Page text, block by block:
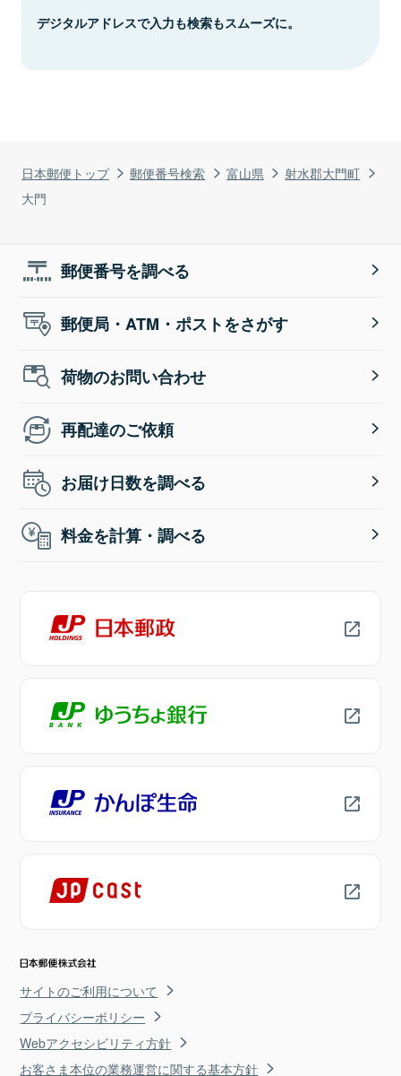
日本郵便トップ 郵便番号検索 富山県
射水郡大門町
大門
デジタルアドレスで入力も検索もスムーズに。
郵便番号を調べる
郵便局・ATM・ポストをさがす
荷物のお問い合わせ
再配達のご依頼
お届け日数を調べる
料金を計算・調べる
サイトのご利用について
プライバシーポリシー
Webアクセシビリティ方針
お客さま本位の業務運営に関する基本方針